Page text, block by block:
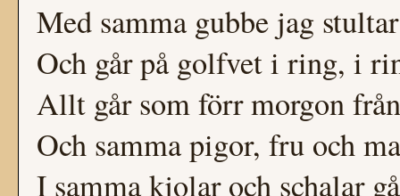
Med samma gubbe jag
Och går på golfvet i ring, i
Allt går som förr morgon
Och samma pigor, fru och
I samma kjolar och schalar gå